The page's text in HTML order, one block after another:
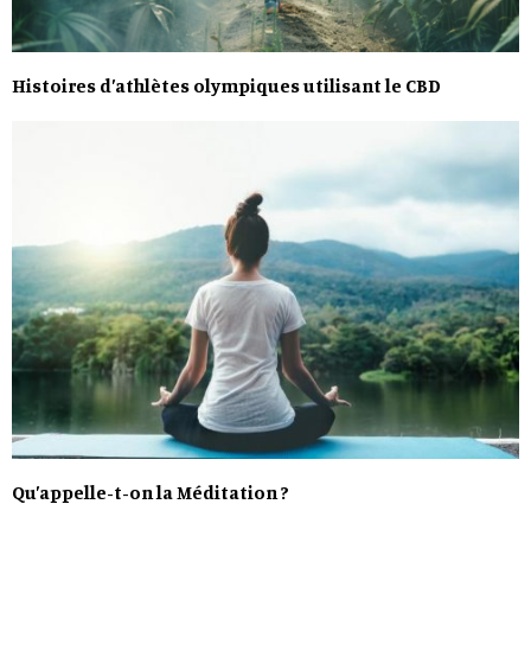
Histoires d’athlètes olympiques utilisant le CBD
Qu’appelle-t-on la Méditation ?